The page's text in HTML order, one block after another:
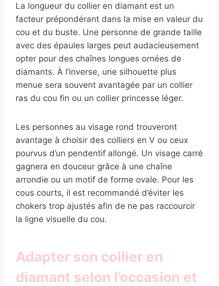
La longueur du collier en diamant est un
facteur prépondérant dans la mise en valeur du
cou et du buste. Une personne de grande taille
avec des épaules larges peut audacieusement
opter pour des chaînes longues ornées de
diamants. À l’inverse, une silhouette plus
menue sera souvent avantagée par un collier
ras du cou fin ou un collier princesse léger.
Les personnes au visage rond trouveront
avantage à choisir des colliers en V ou ceux
pourvus d’un pendentif allongé. Un visage carré
gagnera en douceur grâce à une chaîne
arrondie ou un motif de forme ovale. Pour les
cous courts, il est recommandé d’éviter les
chokers trop ajustés afin de ne pas raccourcir
la ligne visuelle du cou.
Adapter son collier en
diamant selon l’occasion et